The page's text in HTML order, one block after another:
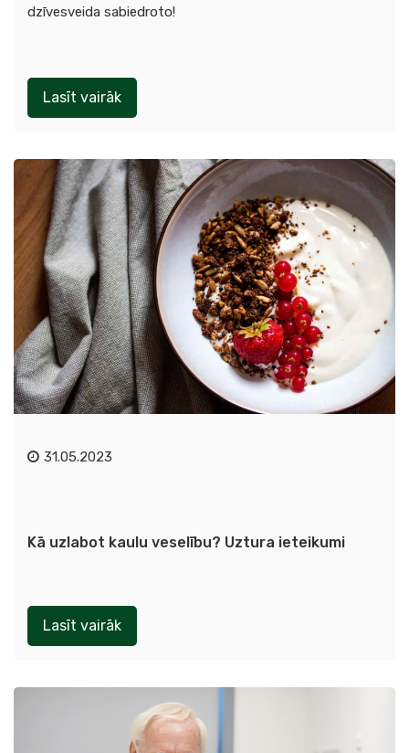
dzīvesveida sabiedroto!
Lasīt vairāk
31.05.2023
Kā uzlabot kaulu veselību? Uztura ieteikumi
Lasīt vairāk